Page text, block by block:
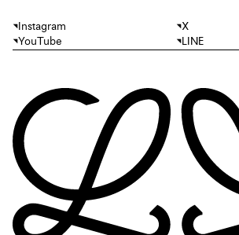
Instagram
X
YouTube
LINE